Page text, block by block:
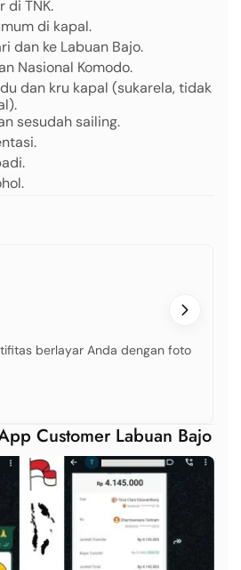
di TNK.
di kapal.
dan ke Labuan Bajo.
Nasional Komodo.
dan kru kapal (sukarela, tidak
sesudah sailing.
berlayar Anda dengan foto
Customer Labuan Bajo